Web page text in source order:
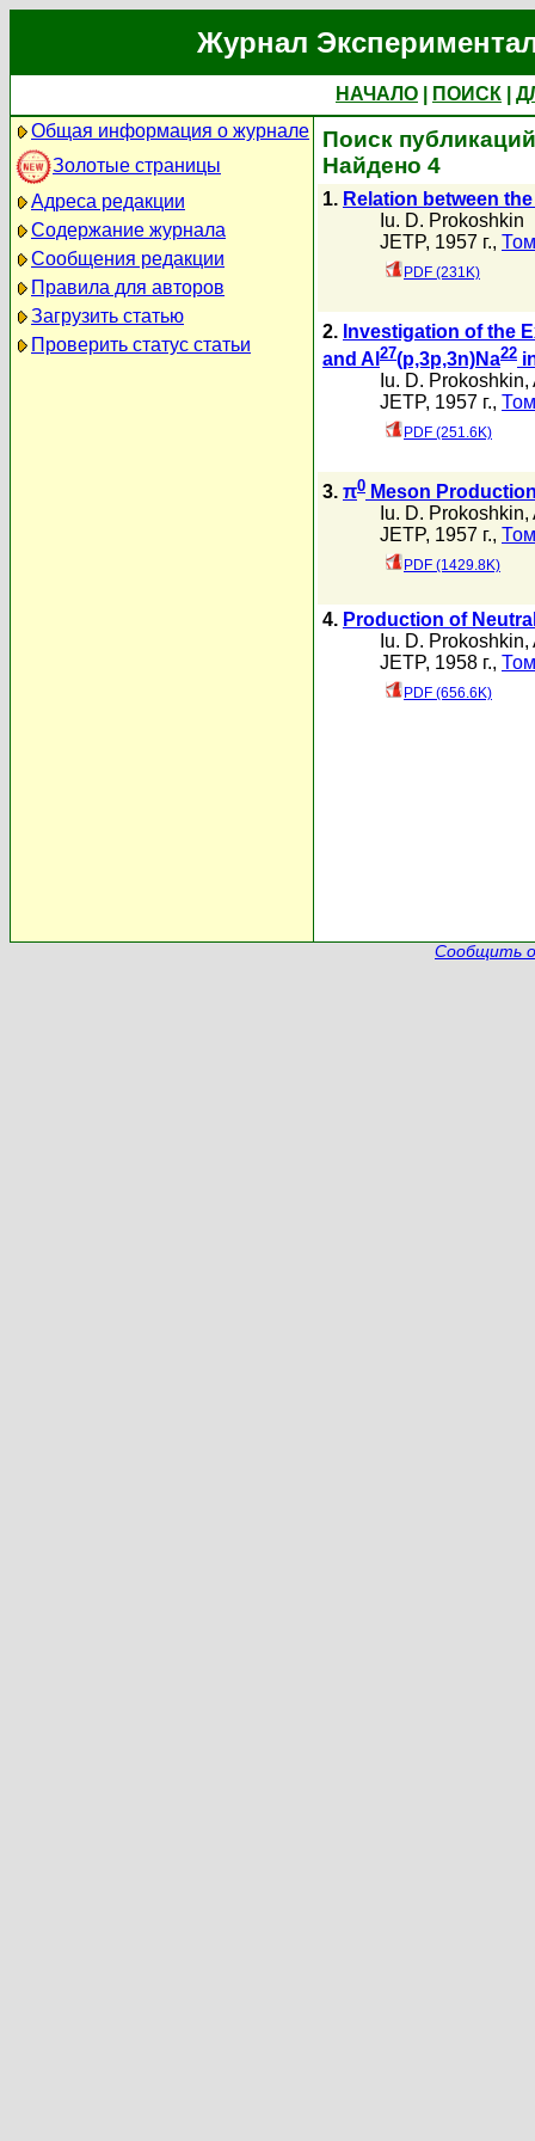
Журнал
НАЧАЛО ПОИСК
Общая информация о журнале
Золотые страницы
Адреса редакции
Содержание журнала
Сообщения редакции
Правила для авторов
Загрузить статью
Проверить статус статьи
Поиск
Найдено 4
1. Relation between
Iu. D. Prokoshkin
JETP, 1957 г.,
PDF (231K)
2. Investigation of the
and Al 27(p,3p,3n)Na22
Iu. D. Prokoshkin,
JETP, 1957 г.,
PDF (251.6K)
3. π0 Meson
Iu. D. Prokoshkin,
JETP, 1957 г.,
PDF (1429.8K)
4. Production of
Iu. D. Prokoshkin,
JETP, 1958 г.,
PDF (656.6K)
Сообщить о